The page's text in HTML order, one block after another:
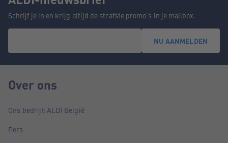
Schrijf je in en krijg altijd de strafste promo's in je mailbox.
NU AANMELDEN
Over ons
Ons bedrijf: ALDI België
Pers